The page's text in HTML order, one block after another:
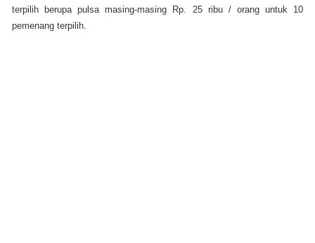
terpilih berupa pulsa masing-masing Rp. 25 ribu / orang untuk 10
pemenang terpilih.